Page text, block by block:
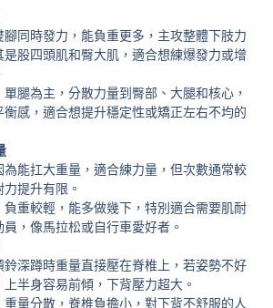
腳同時發力，能負重更多，主攻整體下肢力
是股四頭肌和臀大肌，適合想練爆發力或增
單腿為主，分散力量到臀部、大腿和核心，
衡感，適合想提升穩定性或矯正左右不均的
為能扛大重量，適合練力量，但次數通常較
提升有限。
負重較輕，能多做幾下，特別適合需要肌耐
員，像馬拉松或自行車愛好者。
鈴深蹲時重量直接壓在脊椎上，若姿勢不好
上半身容易前傾，下背壓力超大。
重量分散，脊椎負擔小，對下背不舒服的人